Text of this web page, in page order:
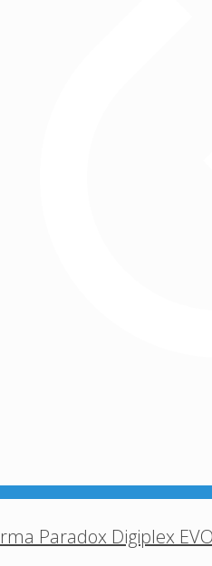
Paradox Digiplex